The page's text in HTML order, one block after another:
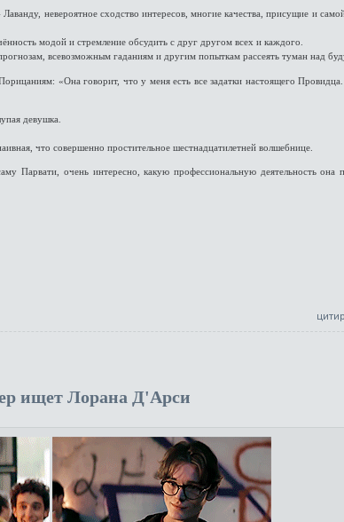
невероятное сходство интересов, многие качества, присущие и
модой и стремление обсудить с друг другом всех и каждого.
всевозможным гаданиям и другим попыткам рассеять туман над
«Она говорит, что у меня есть все задатки настоящего
девушка.
что совершенно простительное шестнадцатилетней волшебнице.
Парвати, очень интересно, какую профессиональную деятельность она
ищет Лорана Д'Арси